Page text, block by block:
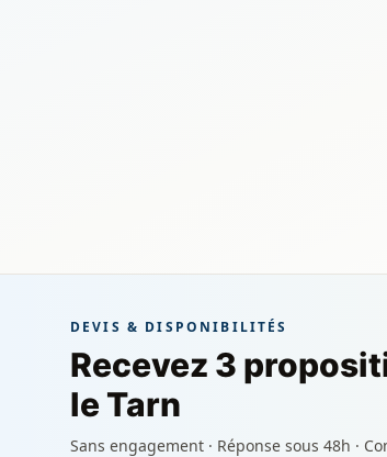
DEVIS & DISPONIBILITÉS
Recevez 3
le Tarn
Sans engagement · Réponse sous 48h ·